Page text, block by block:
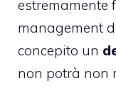
estremamente
management
concepito un
non potrà non